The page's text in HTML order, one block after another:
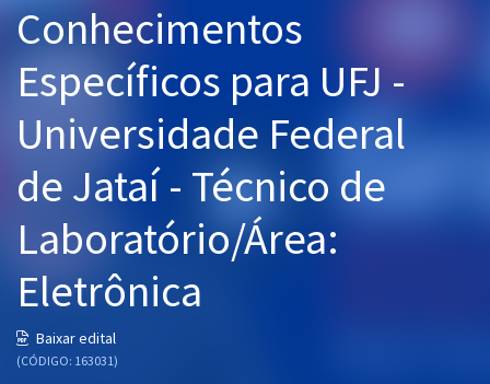
Cursos 20% OFF
Pós
Graduação
OAB
Mentorias
Questões grátis
Blog
Conhecimentos
Específicos para UFJ -
Universidade Federal
de Jataí - Técnico de
Laboratório/Área:
Eletrônica
Baixar edital
(CÓDIGO: 163031)